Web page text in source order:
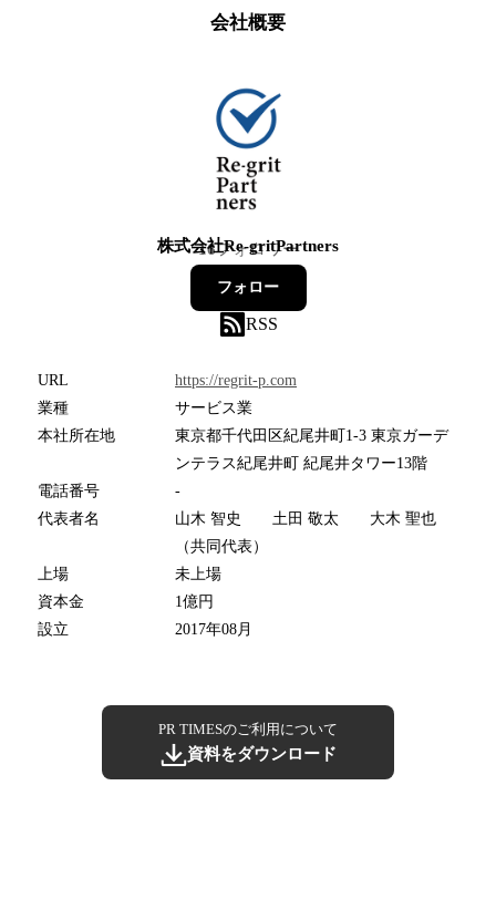
会社概要
株式会社Re-gritPartners
16フォロワー
フォロー
RSS
URL
https://regrit-p.com
業種
サービス業
本社所在地
東京都千代田区紀尾井町1-3 東京ガーデ
ンテラス紀尾井町 紀尾井タワー13階
電話番号
-
代表者名
山木 智史 土田 敬太 大木 聖也
（共同代表）
上場
未上場
資本金
1億円
設立
2017年08月
PR TIMESのご利用について
資料をダウンロード